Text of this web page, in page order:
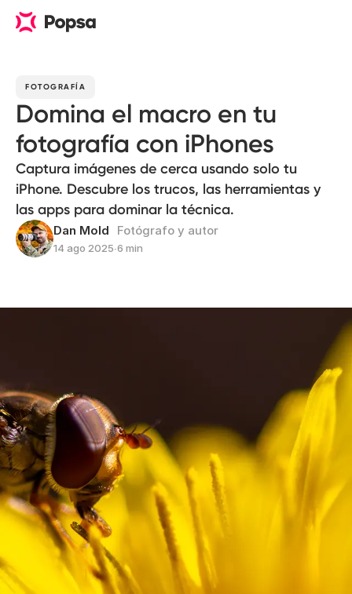
FOTOGRAFÍA
Domina el macro en tu
fotografía con iPhones
Captura imágenes de cerca usando solo tu
iPhone. Descubre los trucos, las herramientas y
las apps para dominar la técnica.
Dan Mold Fotógrafo y autor
14 ago 2025∙6 min